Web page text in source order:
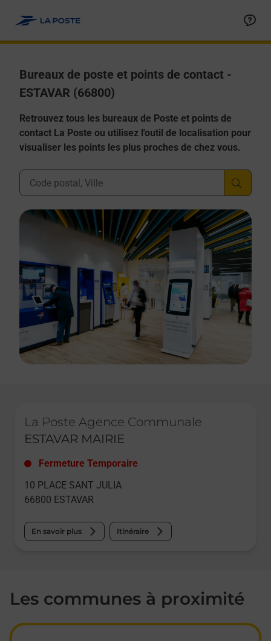
Bureaux de poste et points de contact -
ESTAVAR (66800)
Retrouvez tous les bureaux de Poste et points de
contact La Poste ou utilisez l'outil de localisation pour
visualiser les points les plus proches de chez vous.
Ville, Département, Code Postal
La Poste Agence Communale
ESTAVAR MAIRIE
Fermeture Temporaire
10 PLACE SANT JULIA
66800 ESTAVAR
En savoir plus Itinéraire
Les communes à proximité